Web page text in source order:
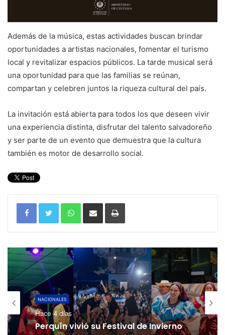
Además de la música, estas actividades buscan brindar
oportunidades a artistas nacionales, fomentar el turismo
local y revitalizar espacios públicos. La tarde musical será
una oportunidad para que las familias se reúnan,
compartan y celebren juntos la riqueza cultural del país.
La invitación está abierta para todos los que deseen vivir
una experiencia distinta, disfrutar del talento salvadoreño
y ser parte de un evento que demuestra que la cultura
también es motor de desarrollo social.
WhatsAppCompartir por correo electrónicoImprimir
NACIONALES
Hace 4 días
Perquín vivió su Festival de Invierno